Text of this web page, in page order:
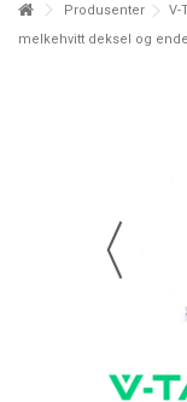
Produsenter V-
melkehvitt deksel og